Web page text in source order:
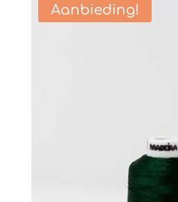
Aanbieding!